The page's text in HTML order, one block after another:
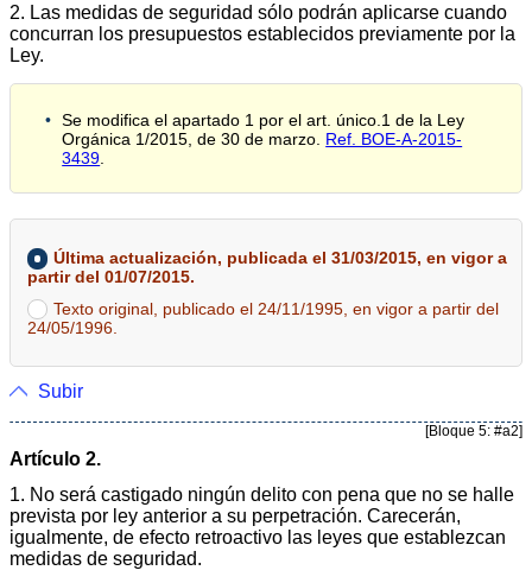
2. Las medidas de seguridad sólo podrán aplicarse cuando
concurran los presupuestos establecidos previamente por la
Ley.
Se modifica el apartado 1 por el art. único.1 de la Ley
Orgánica 1/2015, de 30 de marzo. Ref. BOE-A-2015-
3439
Última actualización, publicada el 31/03/2015, en vigor a
partir del 01/07/2015.
Texto original, publicado el 24/11/1995, en vigor a partir del
24/05/1996.
Subir
[Bloque 5: #a2]
Artículo 2.
1. No será castigado ningún delito con pena que no se halle
prevista por ley anterior a su perpetración. Carecerán,
igualmente, de efecto retroactivo las leyes que establezcan
medidas de seguridad.